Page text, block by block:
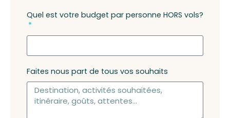
Quel est votre budget par personne HORS vols?
Faites nous part de tous vos souhaits